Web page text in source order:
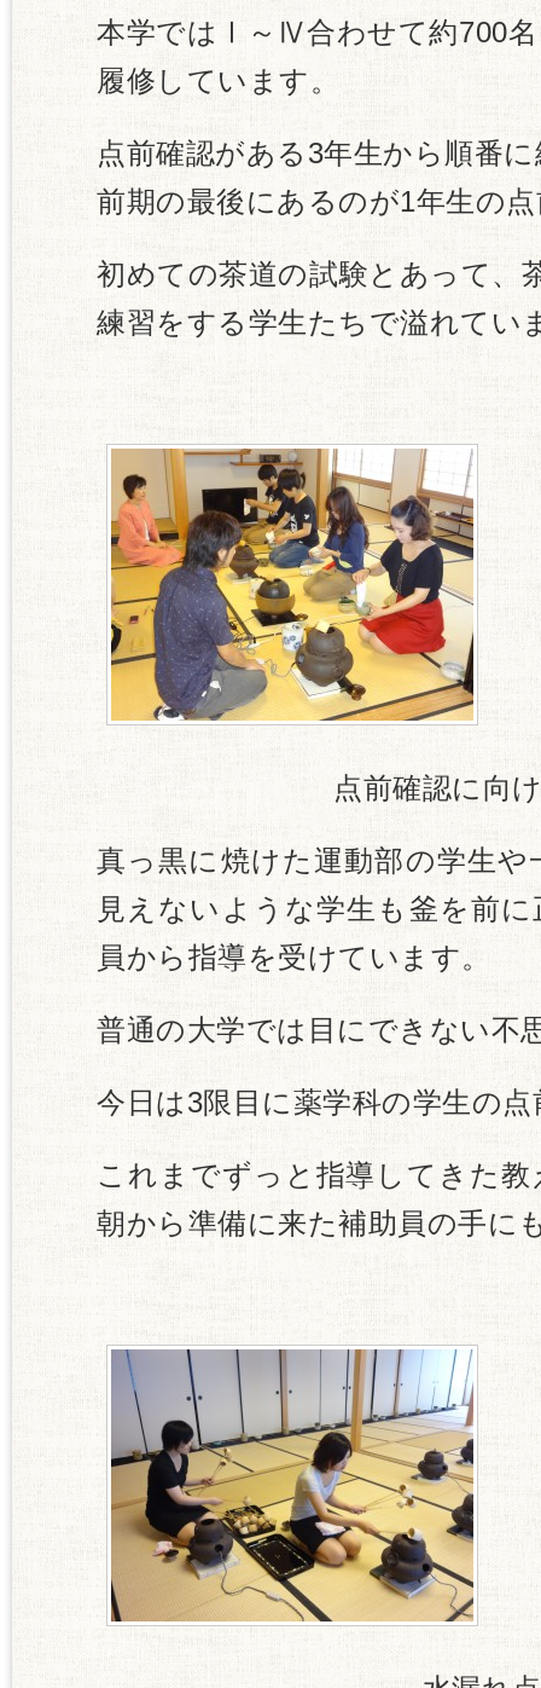
本学ではⅠ～Ⅳ合わせて約700名
履修しています。
点前確認がある3年生から順番
前期の最後にあるのが1年生の
初めての茶道の試験とあって、
練習をする学生たちで溢れてい
点前確認に向けて
真っ黒に焼けた運動部の学生
見えないような学生も釜を前
員から指導を受けています。
普通の大学では目にできない不
今日は3限目に薬学科の学生の
これまでずっと指導してきた
朝から準備に来た補助員の手に